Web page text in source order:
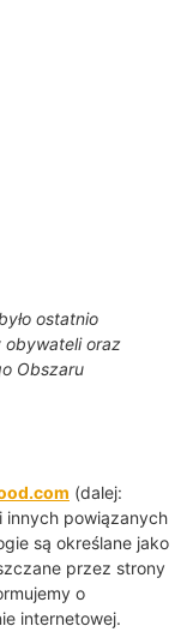
ostatnio
obywateli oraz
Obszaru
(dalej:
innych powiązanych
są określane jako
przez strony
o
internetowej.